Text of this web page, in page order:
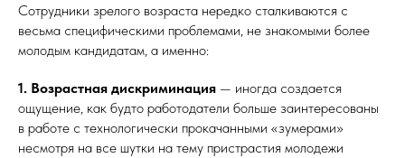
Сотрудники зрелого возраста нередко сталкиваются с
весьма специфическими проблемами, не знакомыми более
молодым кандидатам, а именно:
1. Возрастная дискриминация — иногда создается
ощущение, как будто работодатели больше заинтересованы
в работе с технологически прокачанными «зумерами»
несмотря на все шутки на тему пристрастия молодежи